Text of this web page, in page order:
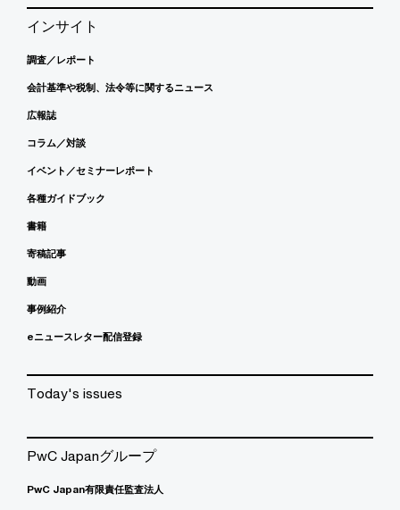
インサイト
調査／レポート
会計基準や税制、法令等に関するニュース
広報誌
コラム／対談
イベント／セミナーレポート
各種ガイドブック
書籍
寄稿記事
動画
事例紹介
eニュースレター配信登録
Today's issues
PwC Japanグループ
PwC Japan有限責任監査法人